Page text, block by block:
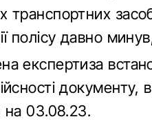
транспортних
полісу давно
експертиза
документу,
03.08.23.